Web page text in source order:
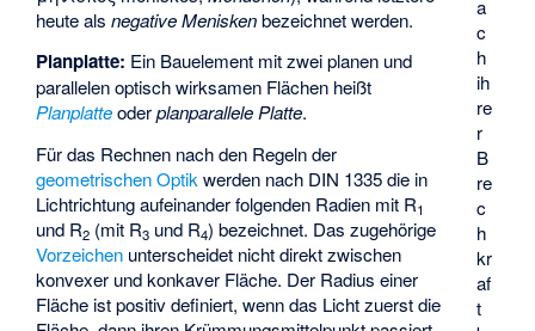
a
c
h
ih
re
r
B
re
c
h
kr
af
t
heute alsnegative Meniskenbezeichnet werden.
Planplatte: Ein Bauelement mit zwei planen und
parallelen optisch wirksamen Flächen heißt
Planplatteoderplanparallele Platte.
Für das Rechnen nach den Regeln der
geometrischen Optik werden nach DIN 1335 die in
Lichtrichtung aufeinander folgenden Radien mit R1
und R2 (mit R3 und R4) bezeichnet. Das zugehörige
Vorzeichen unterscheidet nicht direkt zwischen
konvexer und konkaver Fläche. Der Radius einer
Fläche ist positiv definiert, wenn das Licht zuerst die